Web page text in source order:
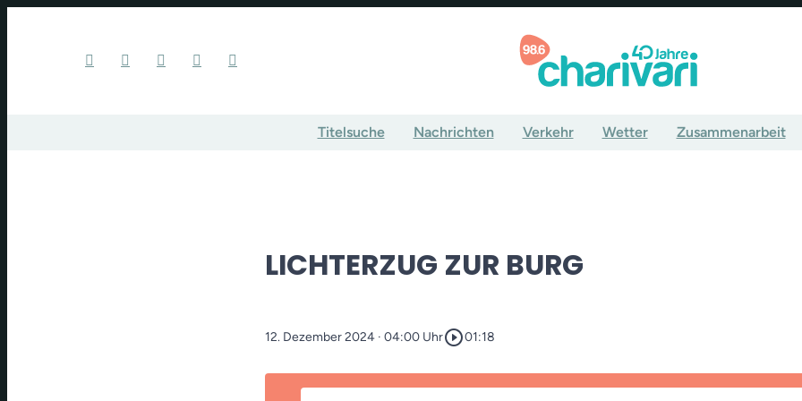
Titelsuche Nachrichten Verkehr Wetter Zusammenarbeit
LICHTERZUG ZUR BURG
12. Dezember 2024 · 04:00 Uhrplay_circle_outline01:18